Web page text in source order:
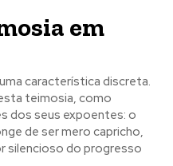
em
característica discreta.
teimosia, como
dos seus expoentes: o
de ser mero capricho,
silencioso do progresso